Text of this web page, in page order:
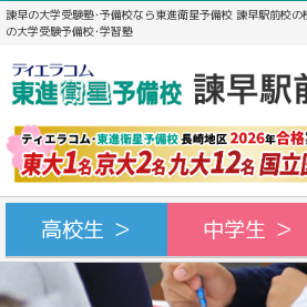
諫早の大学受験塾･予備校なら東進衛星予備校 諫早駅前校
の大学受験予備校･学習塾
高校生 ＞ 中学生 ＞